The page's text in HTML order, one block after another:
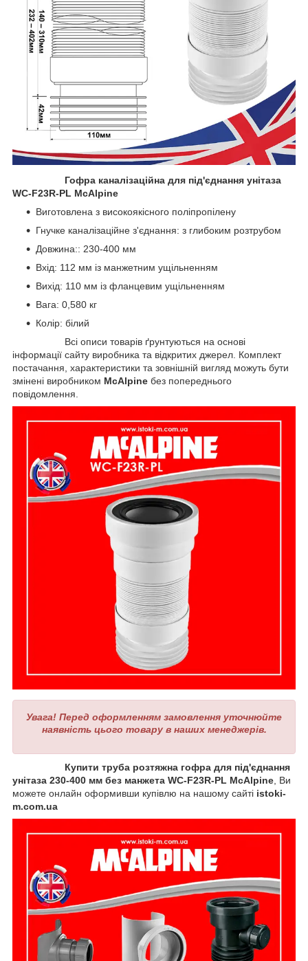
Гофра каналізаційна для під'єднання унітаза
WC-F23R-PL McAlpine
Виготовлена з високоякісного поліпропілену
Гнучке каналізаційне з'єднання: з глибоким розтрубом
Довжина:: 230-400 мм
Вхід: 112 мм із манжетним ущільненням
Вихід: 110 мм із фланцевим ущільненням
Вага: 0,580 кг
Колір: білий
Всі описи товарів ґрунтуються на основі
інформації сайту виробника та відкритих джерел. Комплект
постачання, характеристики та зовнішній вигляд можуть бути
змінені виробником McAlpine без попереднього
повідомлення.
Увага! Перед оформленням замовлення уточнюйте
наявність цього товару в наших менеджерів.
Купити труба розтяжна гофра для під'єднання
унітаза 230-400 мм без манжета WC-F23R-PL McAlpine, Ви
можете онлайн оформивши купівлю на нашому сайті istoki-
m.com.ua